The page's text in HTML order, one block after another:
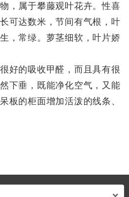
，属于攀藤观叶花卉。性喜
可达数米，节间有气根，叶
，常绿。萝茎细软，叶片娇
好的吸收甲醛，而且具有很
下垂，既能净化空气，又能
板的柜面增加活泼的线条、